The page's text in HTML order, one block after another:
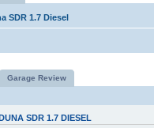
SDR 1.7 Diesel
Garage Review
SDR 1.7 DIESEL